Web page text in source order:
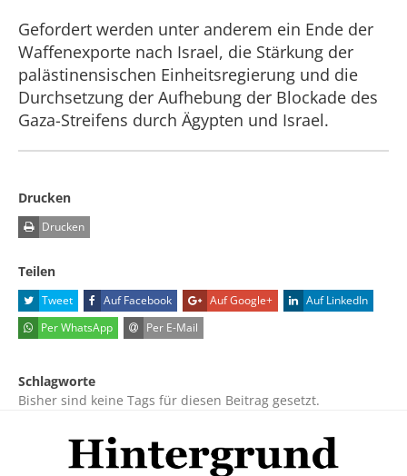
Gefordert werden unter anderem ein Ende der
Waffenexporte nach Israel, die Stärkung der
palästinensischen Einheitsregierung und die
Durchsetzung der Aufhebung der Blockade des
Gaza-Streifens durch Ägypten und Israel.
Drucken
Drucken
Teilen
Tweet Auf Facebook Auf Google+
Auf LinkedIn
Per WhatsApp
Per E-Mail
Schlagworte
Bisher sind keine Tags für diesen Beitrag gesetzt.